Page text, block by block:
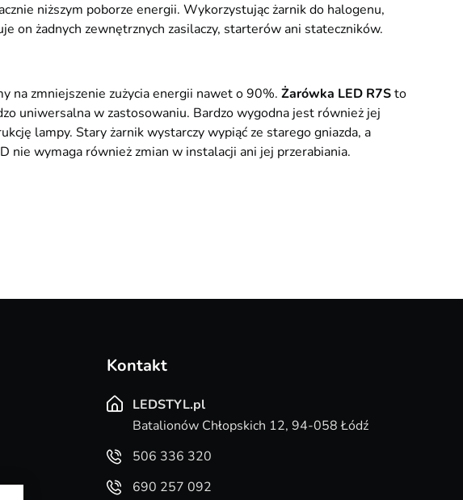
Kinkiet ścienny 1xE27 Timber
regulowany beżowy
29,90
Neon LED 24W 200cm do szyn
magnetycznych Micro-48V
215,30
niższym poborze energii. Wykorzystując żarnik do halogenu,
on żadnych zewnętrznych zasilaczy, starterów ani stateczników.
na zmniejszenie zużycia energii nawet o 90%. Żarówka LED R7Sto
uniwersalna w zastosowaniu. Bardzo wygodna jest również jej
lampy. Stary żarnik wystarczy wypiąć ze starego gniazda, a
nie wymaga również zmian w instalacji ani jej przerabiania.
Kontakt
LEDSTYL.pl
Batalionów Chłopskich 12, 94-058 Łódź
506 336 320
690 257 092